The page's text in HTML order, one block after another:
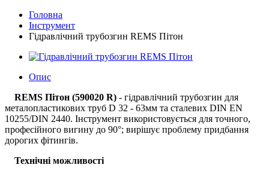
Головна
Інструмент
Гідравлічний трубозгин REMS Пітон
Опис
REMS Пітон (590020 R) - гідравлічний трубозгин для
металопластикових труб D 32 - 63мм та сталевих DIN EN
10255/DIN 2440. Інструмент використовується для точного,
професійного вигину до 90°; вирішує проблему придбання
дорогих фітингів.
Технічні можливості